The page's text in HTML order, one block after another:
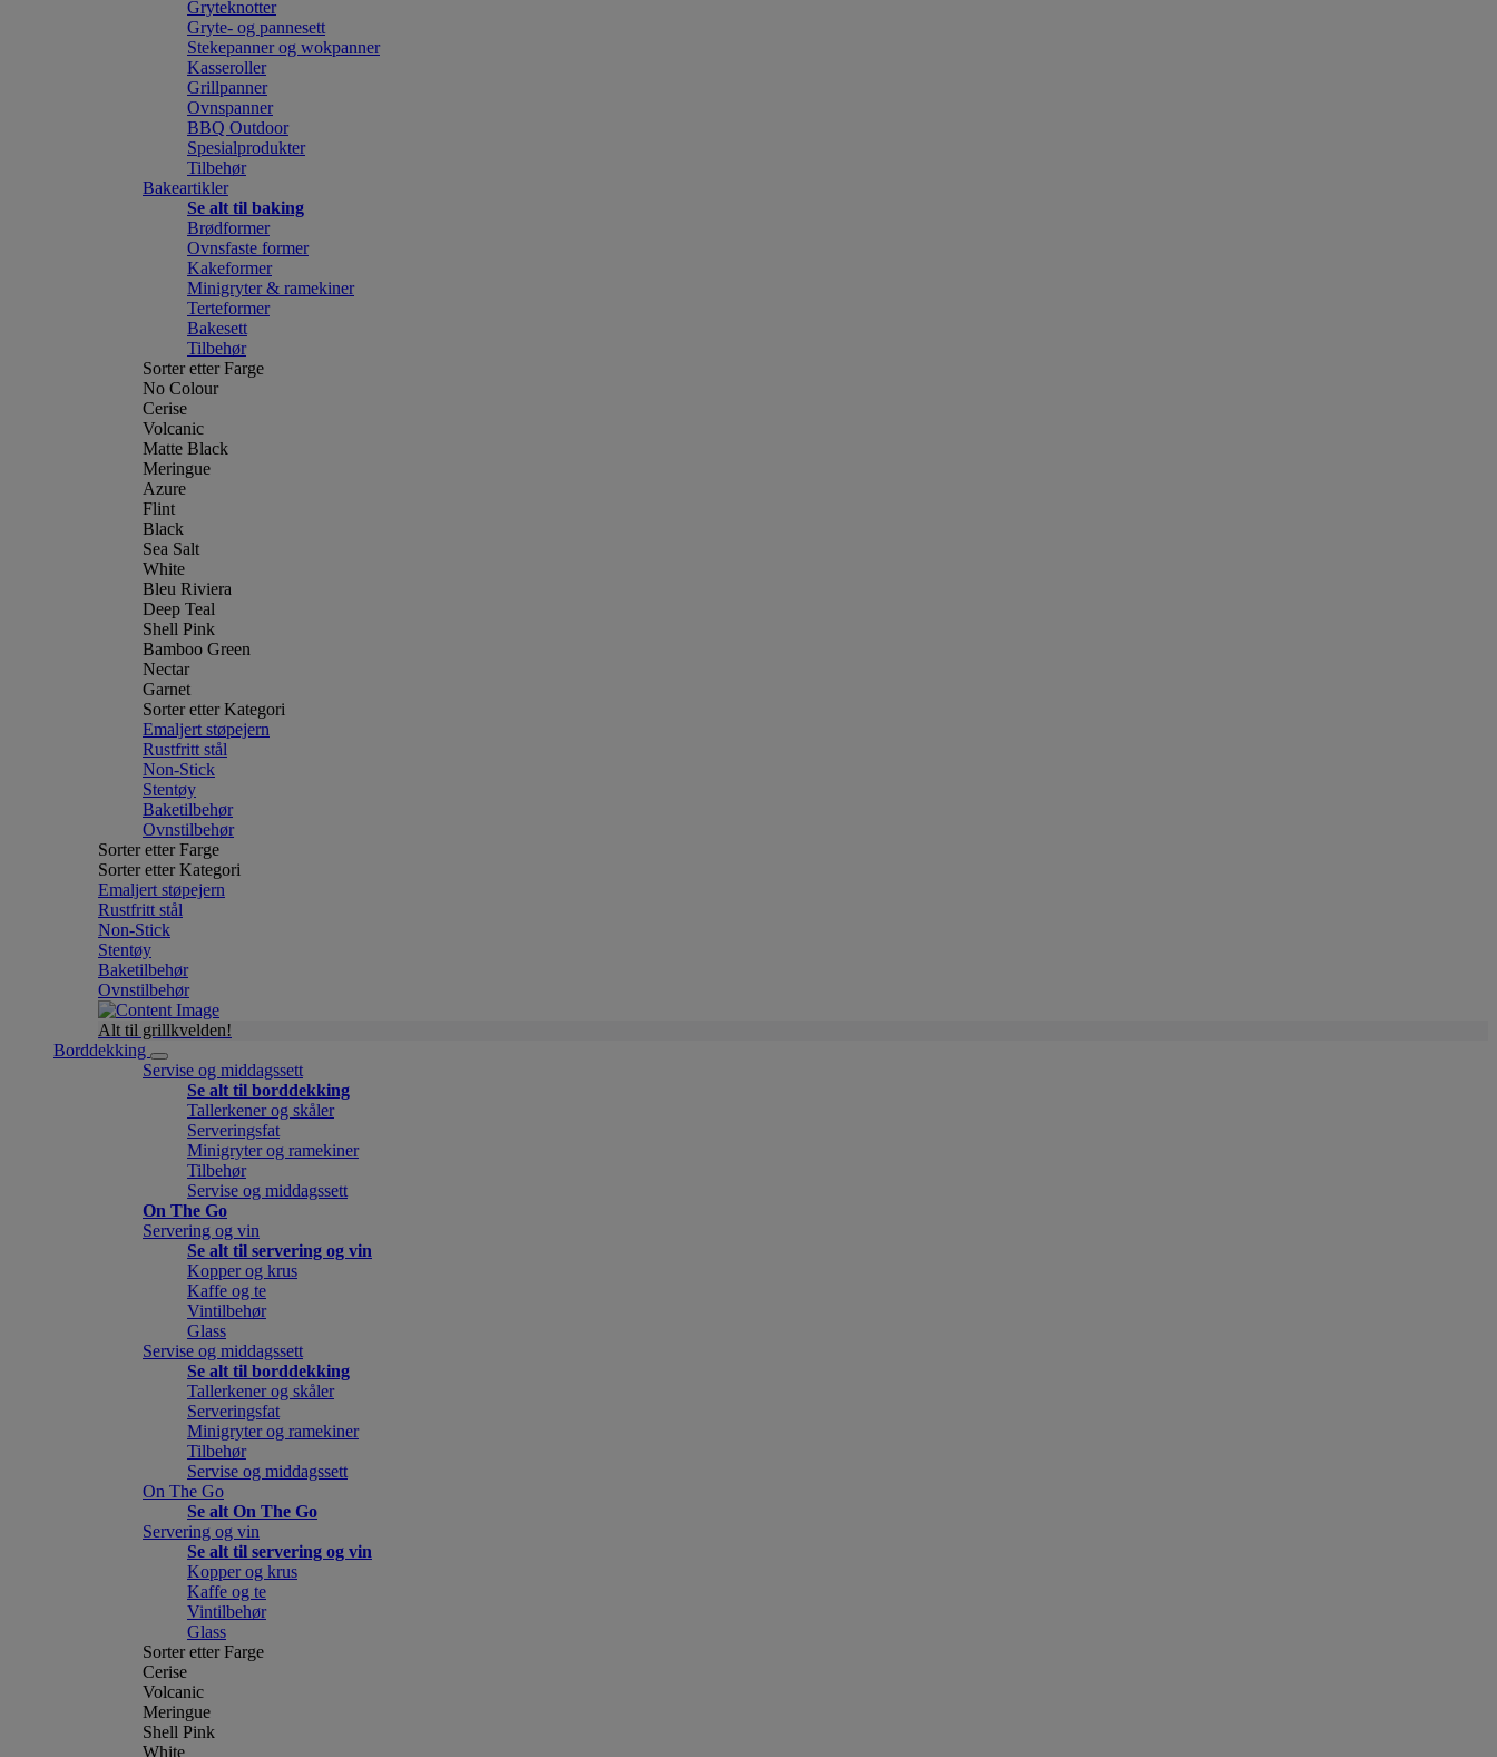
Gryteknotter
Gryte- og pannesett
Stekepanner og wokpanner
Kasseroller
Grillpanner
Ovnspanner
BBQ Outdoor
Spesialprodukter
Tilbehør
Bakeartikler
Se alt til baking
Brødformer
Ovnsfaste former
Kakeformer
Minigryter & ramekiner
Terteformer
Bakesett
Tilbehør
Sorter etter Farge
No Colour
Cerise
Volcanic
Matte Black
Meringue
Azure
Flint
Black
Sea Salt
White
Bleu Riviera
Deep Teal
Shell Pink
Bamboo Green
Nectar
Garnet
Sorter etter Kategori
Emaljert støpejern
Rustfritt stål
Non-Stick
Stentøy
Baketilbehør
Ovnstilbehør
Sorter etter Farge
Sorter etter Kategori
Emaljert støpejern
Rustfritt stål
Non-Stick
Stentøy
Baketilbehør
Ovnstilbehør
Alt til grillkvelden!
Borddekking
Servise og middagssett
Se alt til borddekking
Tallerkener og skåler
Serveringsfat
Minigryter og ramekiner
Tilbehør
Servise og middagssett
On The Go
Servering og vin
Se alt til servering og vin
Kopper og krus
Kaffe og te
Vintilbehør
Glass
Servise og middagssett
Se alt til borddekking
Tallerkener og skåler
Serveringsfat
Minigryter og ramekiner
Tilbehør
Servise og middagssett
On The Go
Se alt On The Go
Servering og vin
Se alt til servering og vin
Kopper og krus
Kaffe og te
Vintilbehør
Glass
Sorter etter Farge
Cerise
Volcanic
Meringue
Shell Pink
White